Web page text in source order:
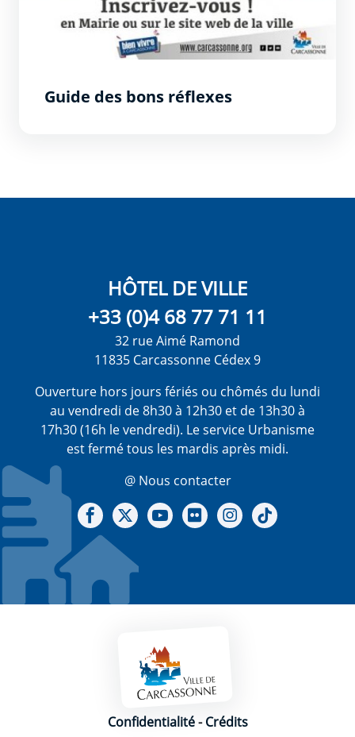
Guide des bons réflexes
HÔTEL DE VILLE
+33 (0)4 68 77 71 11
32 rue Aimé Ramond
11835 Carcassonne Cédex 9
Ouverture hors jours fériés ou chômés du lundi
au vendredi de 8h30 à 12h30 et de 13h30 à
17h30 (16h le vendredi). Le service Urbanisme
est fermé tous les mardis après midi.
@ Nous contacter
Notre Facebook
Notre X - (twitter)
Notre chaine Youtube
Notre Gallerie sur Flickr
Notre Instagram
Mentions légales
Confidentialité-Crédits